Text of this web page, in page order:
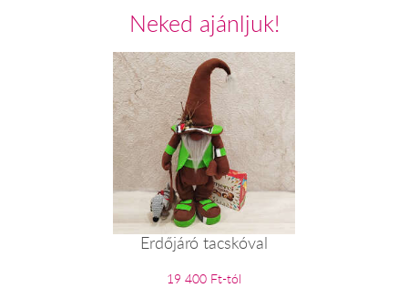
Neked ajánljuk!
Erdőjáró tacskóval
19 400 Ft-tól